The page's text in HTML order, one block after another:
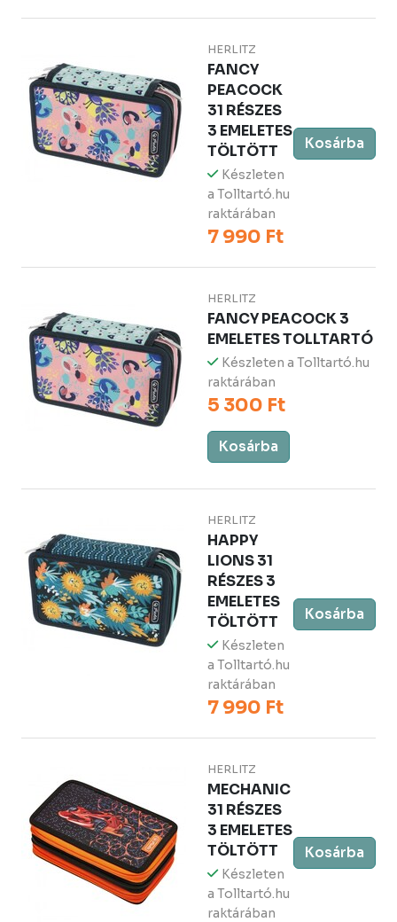
HERLITZ
FANCY
PEACOCK
31 RÉSZES
3 EMELETES
TÖLTÖTT
Készleten
a Tolltartó.hu
raktárában
7 990 Ft
Kosárba
HERLITZ
FANCY PEACOCK 3
EMELETES TOLLTARTÓ
Készleten a Tolltartó.hu
raktárában
5 300 Ft
Kosárba
HERLITZ
HAPPY
LIONS 31
RÉSZES 3
EMELETES
TÖLTÖTT
Készleten
a Tolltartó.hu
raktárában
7 990 Ft
Kosárba
HERLITZ
MECHANIC
31 RÉSZES
3 EMELETES
TÖLTÖTT
Készleten
a Tolltartó.hu
raktárában
Kosárba